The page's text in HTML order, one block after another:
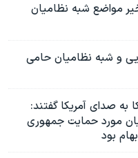
مواضع شبه نظامیان
و شبه نظامیان حامی
به صدای آمریکا گفتند:
مورد حمایت جمهوری
بود